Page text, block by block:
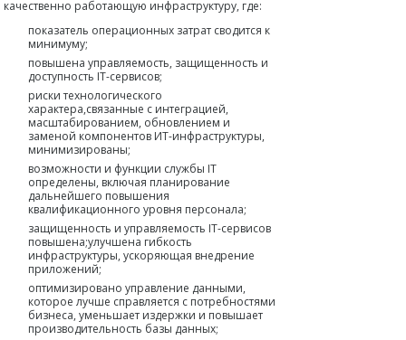
качественно работающую инфраструктуру, где:
показатель операционных затрат сводится к
минимуму;
повышена управляемость, защищенность и
доступность IT-сервисов;
риски технологического
характера,связанные с интеграцией,
масштабированием, обновлением и
заменой компонентов ИТ-инфраструктуры,
минимизированы;
возможности и функции службы IT
определены, включая планирование
дальнейшего повышения
квалификационного уровня персонала;
защищенность и управляемость IT-сервисов
повышена;улучшена гибкость
инфраструктуры, ускоряющая внедрение
приложений;
оптимизировано управление данными,
которое лучше справляется с потребностями
бизнеса, уменьшает издержки и повышает
производительность базы данных;